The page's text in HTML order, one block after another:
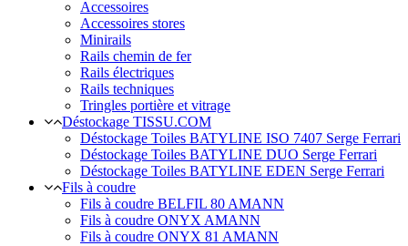
Accessoires
Accessoires stores
Minirails
Rails chemin de fer
Rails électriques
Rails techniques
Tringles portière et vitrage
Déstockage TISSU.COM
Déstockage Toiles BATYLINE ISO 7407 Serge Ferrari
Déstockage Toiles BATYLINE DUO Serge Ferrari
Déstockage Toiles BATYLINE EDEN Serge Ferrari
Fils à coudre
Fils à coudre BELFIL 80 AMANN
Fils à coudre ONYX AMANN
Fils à coudre ONYX 81 AMANN